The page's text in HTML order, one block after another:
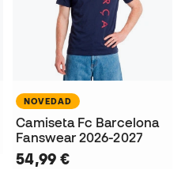
NOVEDAD
Camiseta Fc Barcelona
Fanswear 2026-2027
54,99 €